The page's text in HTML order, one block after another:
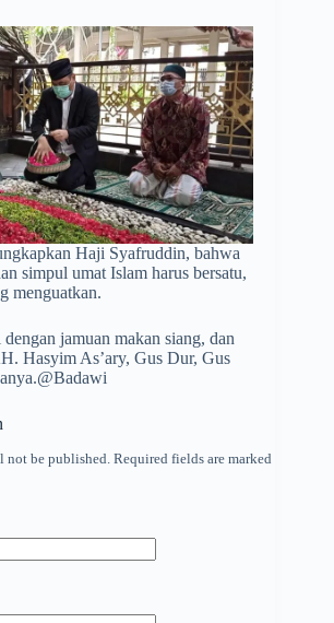
Haji Syafruddin, bahwa
simpul umat Islam harus bersatu,
menguatkan.
jamuan makan siang, dan
Hasyim As’ary, Gus Dur, Gus
not be published. Required fields are marked